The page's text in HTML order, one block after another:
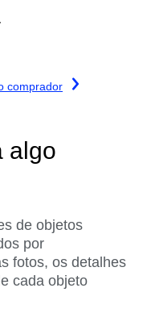
comprador
algo
de objetos
por
fotos, os detalhes
cada objeto